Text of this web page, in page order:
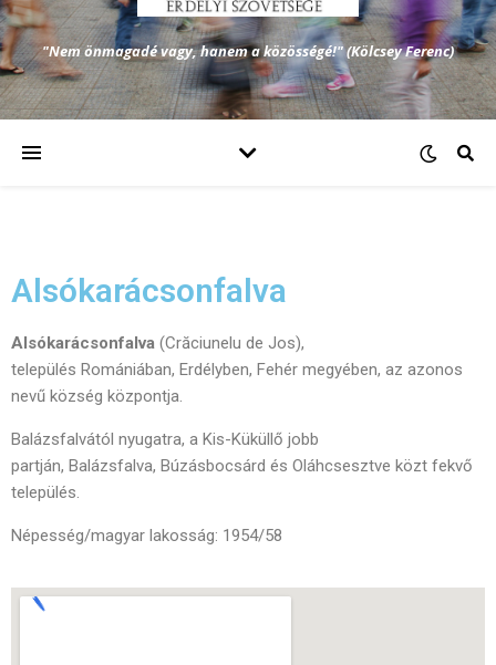
"Nem önmagadé vagy, hanem a közösségé!" (Kölcsey Ferenc)
Alsókarácsonfalva
Alsókarácsonfalva (Crăciunelu de Jos),
település Romániában, Erdélyben, Fehér megyében, az azonos
nevű község központja.
Balázsfalvától nyugatra, a Kis-Küküllő jobb
partján, Balázsfalva, Búzásbocsárd és Oláhcsesztve közt fekvő
település.
Népesség/magyar lakosság: 1954/58